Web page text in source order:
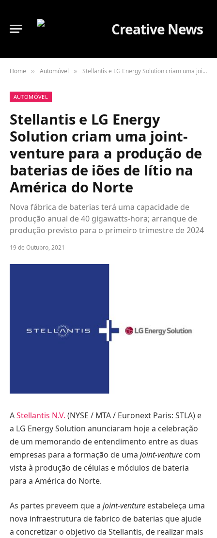
Home » Automóvel » Stellantis e LG Energy Solution criam uma joint-venture para a produção de baterias de iões de lítio na América do Norte
AUTOMÓVEL
Stellantis e LG Energy
Solution criam uma joint-
venture para a produção de
baterias de iões de lítio na
América do Norte
Nova fábrica de baterias terá uma capacidade de
produção anual de 40 gigawatts-hora; arranque de
produção previsto para o primeiro trimestre de 2024
19 de Outubro, 2021
AStellantis N.V. (NYSE / MTA / Euronext Paris: STLA) e
a LG Energy Solution anunciaram hoje a celebração
de um memorando de entendimento entre as duas
empresas para a formação de uma joint-venture com
vista à produção de células e módulos de bateria
para a América do Norte.
As partes preveem que a joint-venture estabeleça uma
nova infraestrutura de fabrico de baterias que ajude
a concretizar o objetivo da Stellantis, de realizar mais